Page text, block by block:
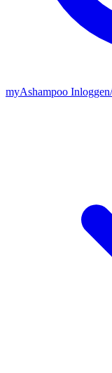
myAshampoo Inloggen/